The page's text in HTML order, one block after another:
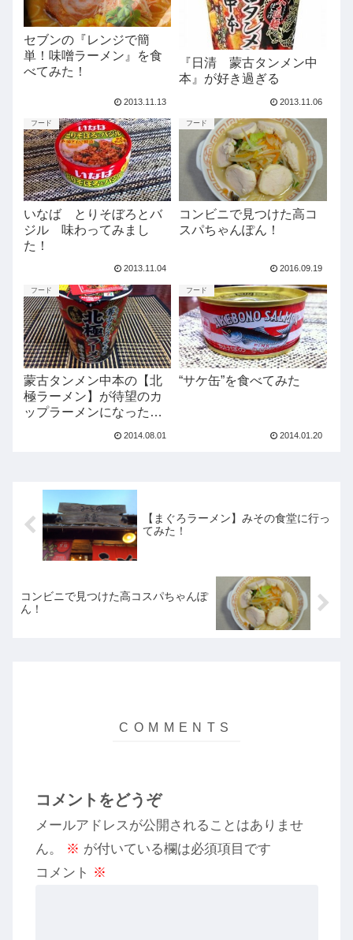
セブンの『レンジで簡
単！味噌ラーメン』を食
べてみた！
2013.11.13
『日清 蒙古タンメン中
本』が好き過ぎる
2013.11.06
フード
いなば とりそぼろとバ
ジル 味わってみまし
た！
2013.11.04
フード
コンビニで見つけた高コ
スパちゃんぽん！
2016.09.19
フード
蒙古タンメン中本の【北
極ラーメン】が待望のカ
ップラーメンになったの
2014.08.01
フード
“サケ缶”を食べてみた
2014.01.20
【まぐろラーメン】みその食堂に行っ
てみた！
コンビニで見つけた高コスパちゃんぽ
ん！
コメントをどうぞ
メールアドレスが公開されることはありませ
ん。
※ が付いている欄は必須項目です
コメント ※